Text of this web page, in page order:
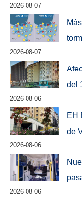
2026-08-07
2026-08-07
del
2026-08-06
EH
de
2026-08-06
2026-08-06